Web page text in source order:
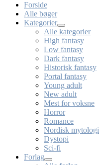
Forside
Alle bøger
Kategorier
Alle kategorier
High fantasy
Low fantasy
Dark fantasy
Historisk fantasy
Portal fantasy
Young adult
New adult
Mest for voksne
Horror
Romance
Nordisk mytologi
Dystopi
Sci-fi
Forlag